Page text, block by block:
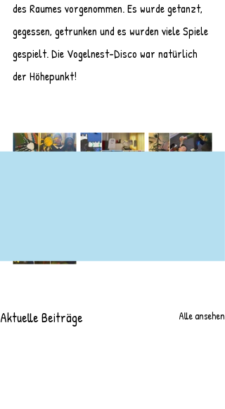
des Raumes vorgenommen. Es wurde getanzt,
gegessen, getrunken und es wurden viele Spiele
gespielt. Die Vogelnest-Disco war natürlich
der Höhepunkt!
Aktuelle Beiträge Alle ansehen